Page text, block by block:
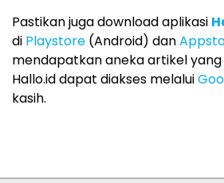
Pastikan juga download aplikasi
di Playstore (Android) dan
mendapatkan aneka artikel yang
Hallo.id dapat diakses melalui
kasih.